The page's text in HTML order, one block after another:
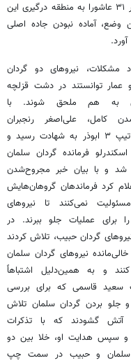
یک گردان از نیروهای خود را برای کمک به لشکر ۳۱ عاشورا به منطقه درگیری این
وضع، آماده نبودن جاده اصلی
مشکلات، نیروهای دو گردان
عمار توانستند در دشت قزلچه
به هم ملحق شوند. با
کامل، علی‌اصغر رنجبران
معاون تیپ ۳ ابوذر به شهادت رسید و
فرمانده گردان سلمان
شد و با بیان خبر مجروح‌شدن
کرد فرماندهان گروهان‌هایش
نمی‌کنند تا نیروهای
برای عملیات جلو ببرند. در
گردان حبیب، تلاش کردند
نیروهای گردان سلمان
و به همین‌دلیل اشتباهاً
سعید قاسمی که برای بررسی
جلو بردن گردان سلمان تلاش
آتش گشودند که با تذکرات
سپس هدایت او، خلا بین دو
سلمان و حبیب در سمت چپ